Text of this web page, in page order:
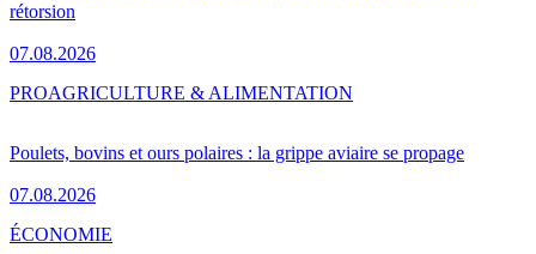
rétorsion
07.08.2026
Poulets, bovins et ours polaires : la grippe aviaire se propage
07.08.2026
PROAGRICULTURE & ALIMENTATION
ÉCONOMIE